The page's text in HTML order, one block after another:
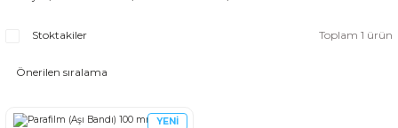
Stoktakiler Toplam 1 ürün
YENİ